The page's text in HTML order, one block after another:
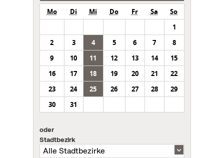
Mo Di Mi Do Fr Sa
So
1
2
3 4 5 6 7
8
9
10 11 12 13 14
15
16
17 18 19 20 21
22
23
24 25 26 27 28
29
30
31
oder
Stadtbezirk